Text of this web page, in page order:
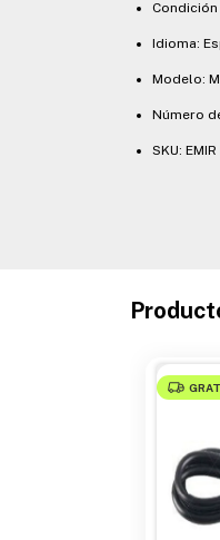
Idioma:
Modelo:
Número
SKU: